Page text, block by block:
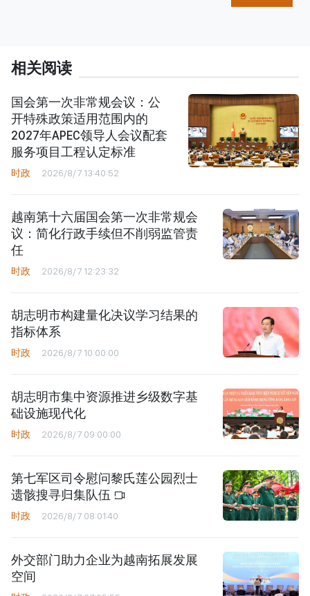
相关阅读
国会第一次非常规会议：公
开特殊政策适用范围内的
2027年APEC领导人会议配套
服务项目工程认定标准
时政 2026/8/7 13:40:52
越南第十六届国会第一次非常规会
议：简化行政手续但不削弱监管责
任
时政 2026/8/7 12:23:32
胡志明市构建量化决议学习结果的
指标体系
时政 2026/8/7 10:00:00
胡志明市集中资源推进乡级数字基
础设施现代化
时政 2026/8/7 09:00:00
第七军区司令慰问黎氏莲公园烈士
遗骸搜寻归集队伍
时政 2026/8/7 08:01:40
外交部门助力企业为越南拓展发展
空间